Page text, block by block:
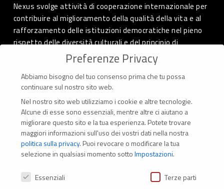
Nexus svolge attività di cooperazione internazionale per
contribuire al miglioramento della qualità della vita e al
rafforzamento delle istituzioni democratiche nel pieno
rispetto delle diversità culturali e del principio di
autodeterminazione dei popoli.
CONTATTI
Via Marconi 69 – 40122 Bologna (Italia)
Tel. +39 051 294 775
Preferenze Privacy
Abbiamo bisogno del tuo consenso prima che tu possa
continuare sul nostro sito web.
Nel nostro sito web utilizziamo i cookie e altre tecnologie.
Alcune di esse sono essenziali, mentre altre ci aiutano a
migliorare questo sito e la tua esperienza. Potete trovare
maggiori informazioni sull'uso dei vostri dati nella nostra
politica sulla privacy. Puoi revocare o modificare la tua
selezione in qualsiasi momento sottoImpostazioni.
Preferenze Privacy
Essenziali Terze parti